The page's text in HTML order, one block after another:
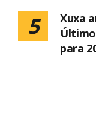
5
Xuxa
para